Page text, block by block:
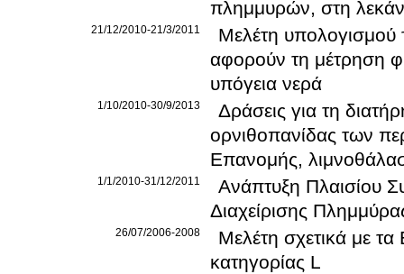
πλημμυρών, στη
21/12/2010-21/3/2011
Μελέτη
αφορούν τη μέτρηση
υπόγεια νερά
1/10/2010-30/9/2013
Δράσεις για τη
ορνιθοπανίδας των
Επανομής,
1/1/2010-31/12/2011
Ανάπτυξη Πλαισίου
Διαχείρισης
26/07/2006-2008
Μελέτη σχετικά με
κατηγορίας L